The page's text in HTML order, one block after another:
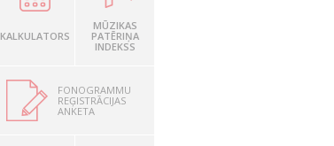
KALKULATORS
MŪZIKAS
PATĒRIŅA
INDEKSS
FONOGRAMMU
REĢISTRĀCIJAS
ANKETA